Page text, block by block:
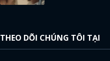
THEO DÕI CHÚNG TÔI TẠI